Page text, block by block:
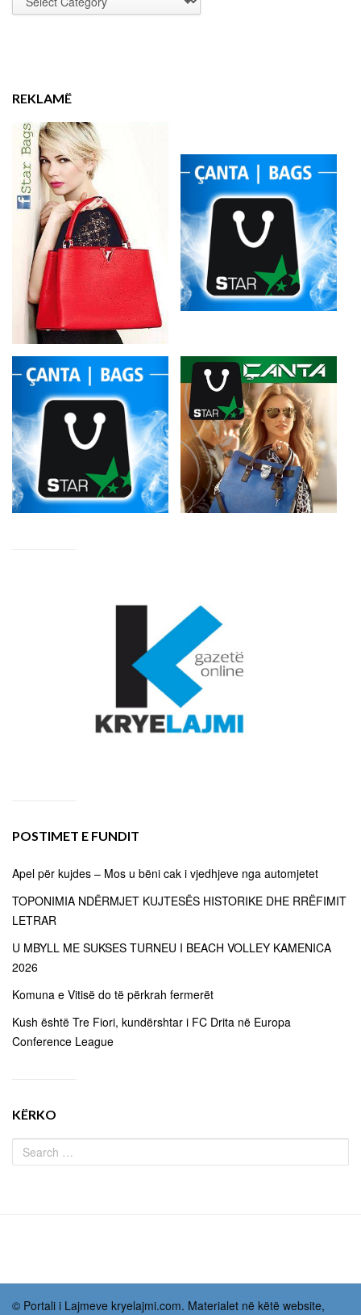
REKLAMË
POSTIMET E FUNDIT
Apel për kujdes – Mos u bëni cak i vjedhjeve nga automjetet
TOPONIMIA NDËRMJET KUJTESËS HISTORIKE DHE RRËFIMIT
LETRAR
U MBYLL ME SUKSES TURNEU I BEACH VOLLEY KAMENICA
2026
Komuna e Vitisë do të përkrah fermerët
Kush është Tre Fiori, kundërshtar i FC Drita në Europa
Conference League
KËRKO
© Portali i Lajmeve kryelajmi.com. Materialet në këtë website,